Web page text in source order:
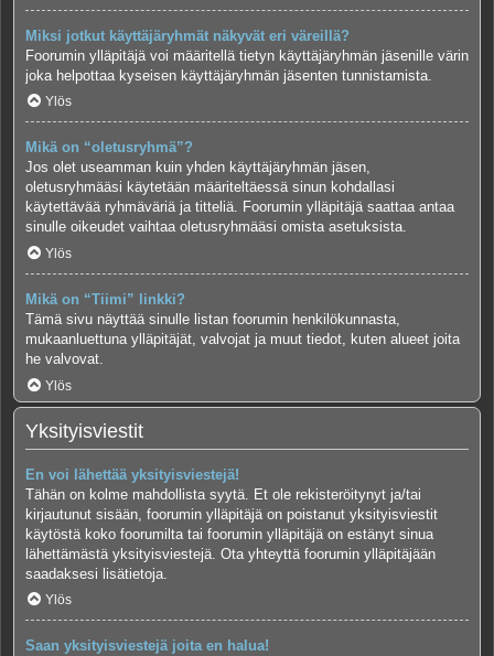
Miksi jotkut käyttäjäryhmät näkyvät eri väreillä?
Foorumin ylläpitäjä voi määritellä tietyn käyttäjäryhmän jäsenille värin
joka helpottaa kyseisen käyttäjäryhmän jäsenten tunnistamista.
Ylös
Mikä on “oletusryhmä”?
Jos olet useamman kuin yhden käyttäjäryhmän jäsen,
oletusryhmääsi käytetään määriteltäessä sinun kohdallasi
käytettävää ryhmäväriä ja titteliä. Foorumin ylläpitäjä saattaa antaa
sinulle oikeudet vaihtaa oletusryhmääsi omista asetuksista.
Ylös
Mikä on “Tiimi” linkki?
Tämä sivu näyttää sinulle listan foorumin henkilökunnasta,
mukaanluettuna ylläpitäjät, valvojat ja muut tiedot, kuten alueet joita
he valvovat.
Ylös
Yksityisviestit
En voi lähettää yksityisviestejä!
Tähän on kolme mahdollista syytä. Et ole rekisteröitynyt ja/tai
kirjautunut sisään, foorumin ylläpitäjä on poistanut yksityisviestit
käytöstä koko foorumilta tai foorumin ylläpitäjä on estänyt sinua
lähettämästä yksityisviestejä. Ota yhteyttä foorumin ylläpitäjään
saadaksesi lisätietoja.
Ylös
Saan yksityisviestejä joita en halua!